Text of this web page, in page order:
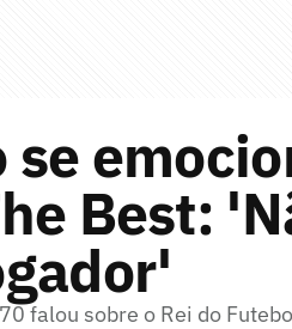
Best:
falou sobre o Rei do